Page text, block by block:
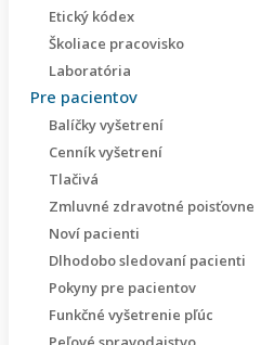
Etický kódex
Školiace pracovisko
Laboratória
Pre pacientov
Balíčky vyšetrení
Cenník vyšetrení
Tlačivá
Zmluvné zdravotné poisťovne
Noví pacienti
Dlhodobo sledovaní pacienti
Pokyny pre pacientov
Funkčné vyšetrenie pľúc